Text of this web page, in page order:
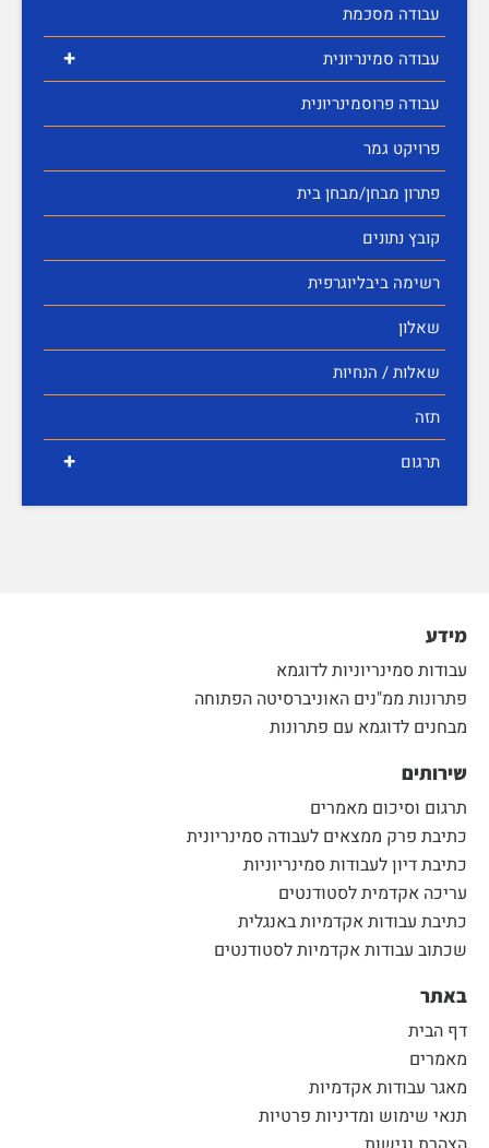
עבודה מסכמת
+
עבודה סמינריונית
עבודה פרוסמינריונית
פרויקט גמר
פתרון מבחן/מבחן בית
קובץ נתונים
רשימה ביבליוגרפית
שאלון
שאלות / הנחיות
תזה
+ תרגום
מידע
עבודות סמינריוניות לדוגמא
פתרונות ממ"נים האוניברסיטה הפתוחה
מבחנים לדוגמא עם פתרונות
שירותים
תרגום וסיכום מאמרים
כתיבת פרק ממצאים לעבודה סמינריונית
כתיבת דיון לעבודות סמינריוניות
עריכה אקדמית לסטודנטים
כתיבת עבודות אקדמיות באנגלית
שכתוב עבודות אקדמיות לסטודנטים
באתר
דף הבית
מאמרים
מאגר עבודות אקדמיות
תנאי שימוש ומדיניות פרטיות